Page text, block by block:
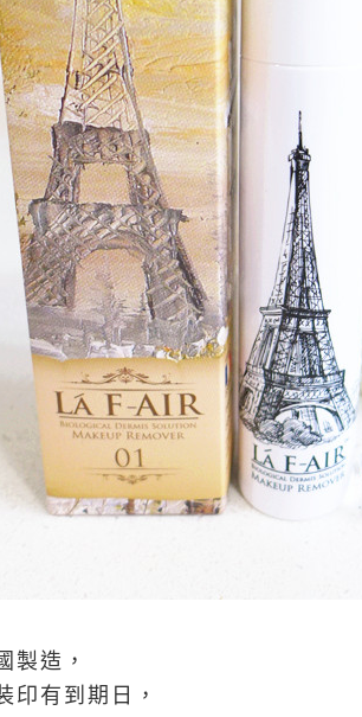
製造，
印有到期日，